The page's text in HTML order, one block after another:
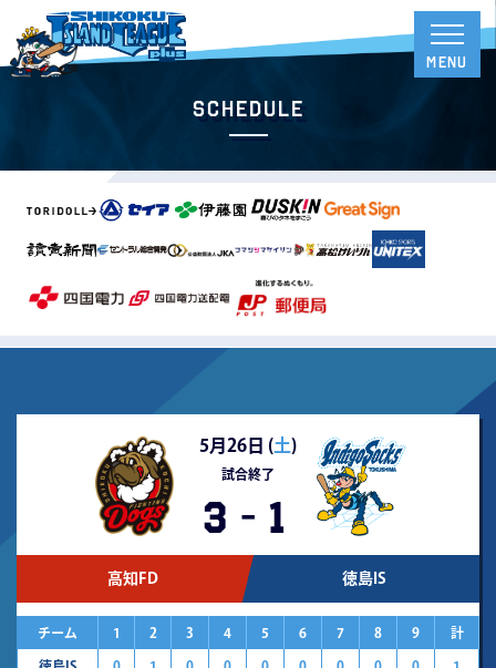
Schedule
5月26日 (土)
試合終了
3 - 1
高知FD 徳島IS
チーム 1 2 3 4 5 6 7 8 9 計